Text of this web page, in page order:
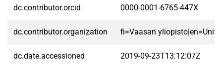
dc.contributor.orcid 0000-0001-6765-447X
dc.contributor.organization fi=Vaasan
dc.date.accessioned 2019-09-23T13:12:07Z